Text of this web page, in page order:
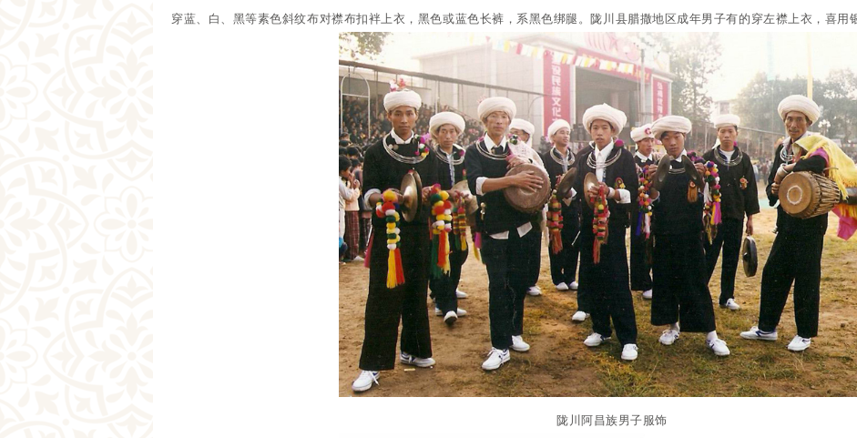
穿蓝、白、黑等素色斜纹布对襟布扣袢上衣，黑色或蓝色长裤，系黑色绑腿。陇川县腊撒地区成年男子有的穿左襟上衣，喜用
陇川阿昌族男子服饰